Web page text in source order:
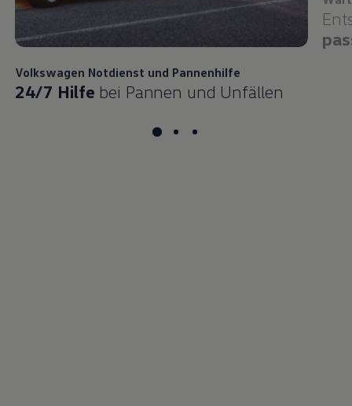
Volkswagen Notdienst und Pannenhilfe
24/7 Hilfe bei Pannen und Unfällen